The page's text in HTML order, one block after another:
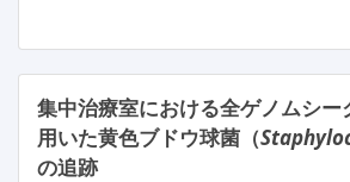
集中治療室における全ゲノムシー
用いた黄色ブドウ球菌（
の追跡